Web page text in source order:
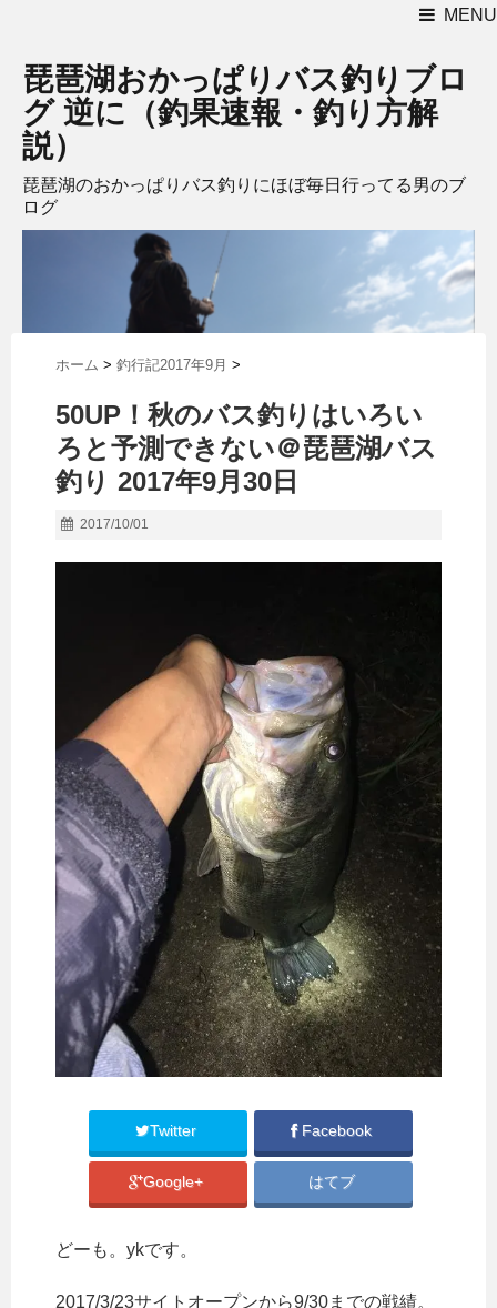
MENU
琵琶湖おかっぱりバス釣りブロ
グ 逆に（釣果速報・釣り方解
説）
琵琶湖のおかっぱりバス釣りにほぼ毎日行ってる男のブ
ログ
ホーム > 釣行記2017年9月 >
50UP！秋のバス釣りはいろい
ろと予測できない＠琵琶湖バス
釣り 2017年9月30日
2017/10/01
Twitter Facebook
Google+ はてブ
どーも。ykです。
2017/3/23サイトオープンから9/30までの戦績。